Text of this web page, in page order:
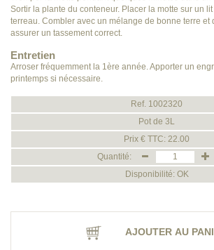
Sortir la plante du conteneur. Placer la motte sur un
terreau. Combler avec un mélange de bonne terre et
assurer un tassement correct.
Entretien
Arroser fréquemment la 1ère année. Apporter un
printemps si nécessaire.
Ref. 1002320
Pot de 3L
Prix € TTC: 22.00
Quantité:
Disponibilité: OK
AJOUTER AU